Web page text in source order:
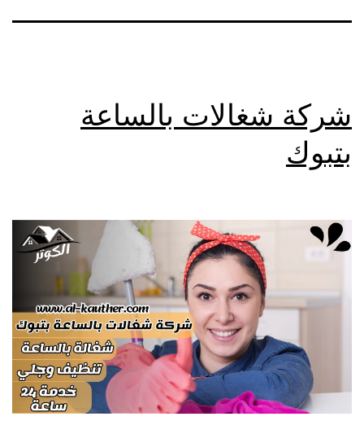
شركة شغالات بالساعة
بتبوك